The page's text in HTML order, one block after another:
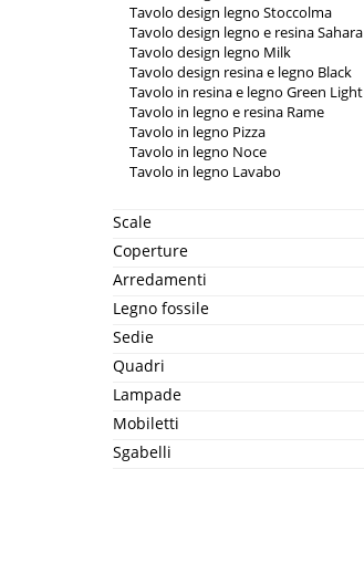
Tavolo design legno Stoccolma
Tavolo design legno e resina Sahara
Tavolo design legno Milk
Tavolo design resina e legno Black
Tavolo in resina e legno Green Light
Tavolo in legno e resina Rame
Tavolo in legno Pizza
Tavolo in legno Noce
Tavolo in legno Lavabo
Scale
Coperture
Arredamenti
Legno fossile
Sedie
Quadri
Lampade
Mobiletti
Sgabelli